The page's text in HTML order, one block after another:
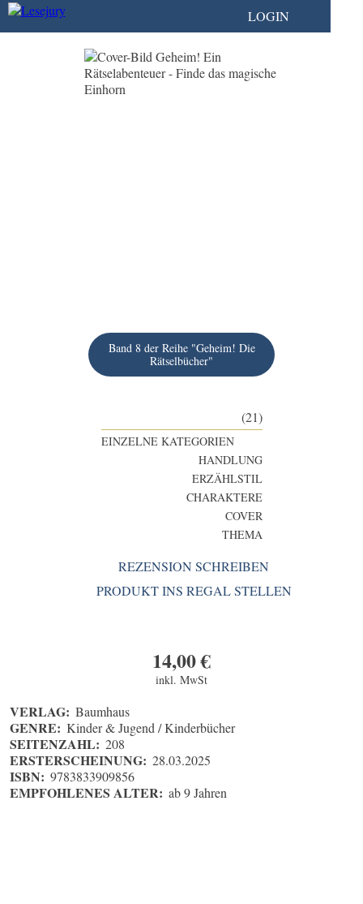
LOGIN
Band 8 der Reihe "Geheim! Die
Rätselbücher"
(21)
EINZELNE KATEGORIEN
HANDLUNG
ERZÄHLSTIL
CHARAKTERE
COVER
THEMA
REZENSION SCHREIBEN
PRODUKT INS REGAL STELLEN
14,00€
inkl. MwSt
VERLAG: Baumhaus
GENRE: Kinder & Jugend / Kinderbücher
SEITENZAHL: 208
ERSTERSCHEINUNG: 28.03.2025
ISBN: 9783833909856
EMPFOHLENES ALTER: ab 9 Jahren